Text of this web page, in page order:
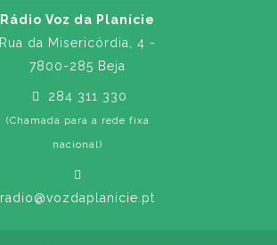
Rádio Voz da Planície
Rua da Misericórdia, 4 -
7800-285 Beja
284 311 330
(Chamada para a rede fixa
nacional)
radio@vozdaplanicie.pt